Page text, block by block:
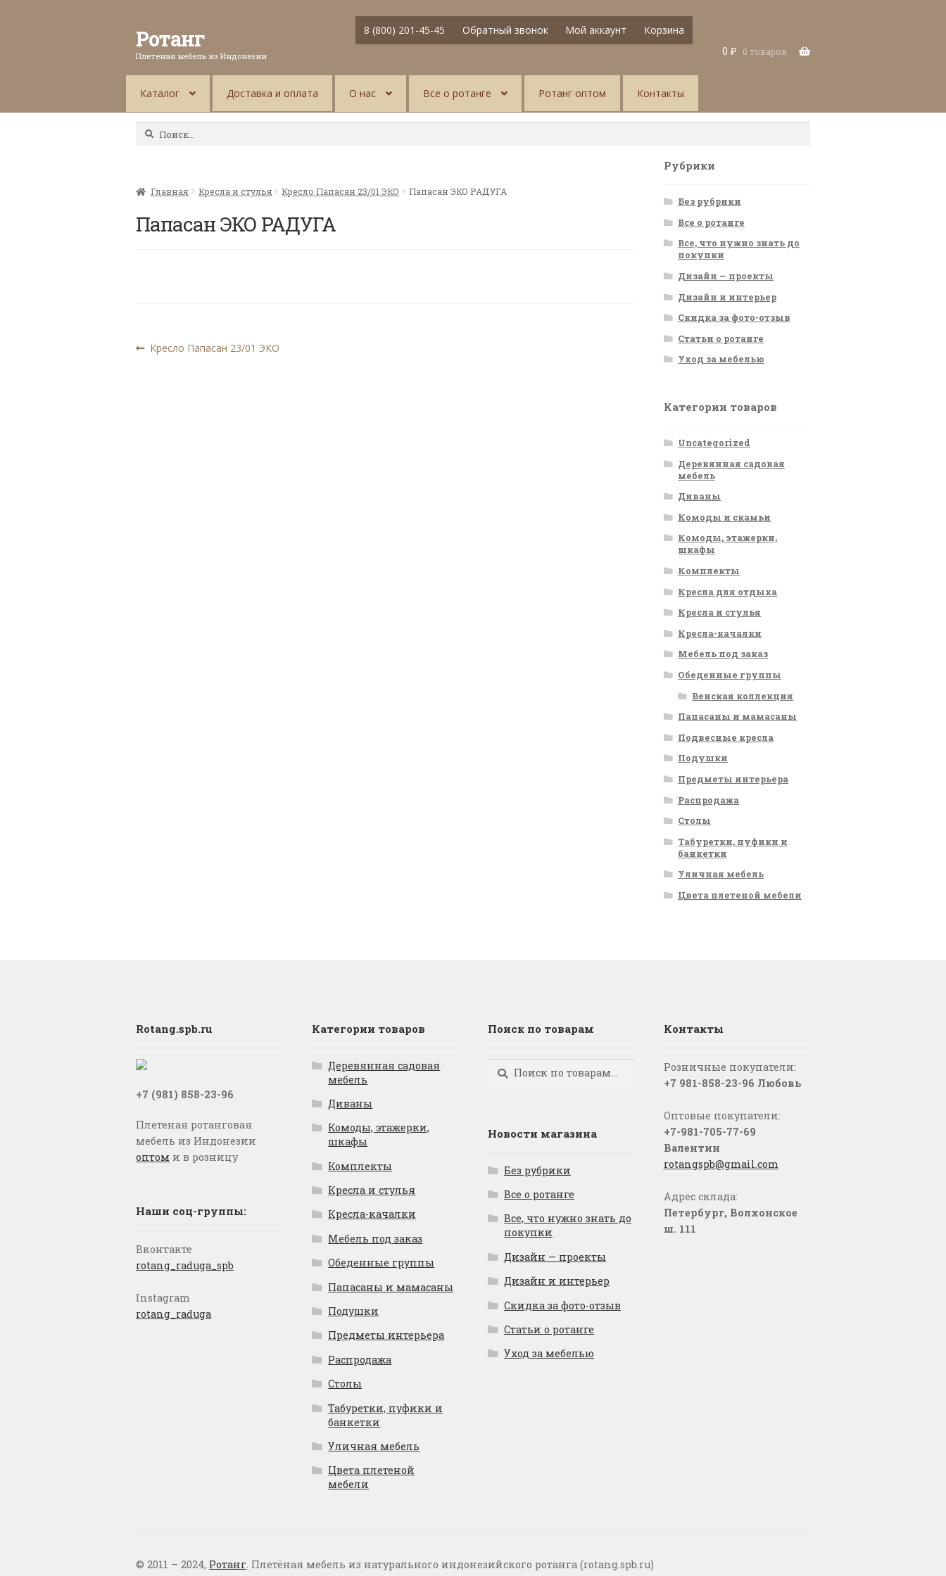
Ротанг
Плетеная мебель из Индонезии
8 (800) 201-45-45 Обратный звонок Мой аккаунт
Корзина
0 ₽ 0 товаров
Каталог Доставка и оплата О нас Все о ротанге Ротанг оптом Контакты
Найти:
Главная Кресла и стулья Кресло Папасан 23/01 ЭКО Папасан ЭКО РАДУГА
Папасан ЭКО РАДУГА
Навигация
Предыдущая
Кресло Папасан 23/01 ЭКО
Рубрики
Без рубрики
Все о ротанге
Все, что нужно знать до
покупки
Дизайн — проекты
Дизайн и интерьер
Скидка за фото-отзыв
Статьи о ротанге
Уход за мебелью
Категории товаров
Uncategorized
Деревянная садовая
мебель
Диваны
Комоды и скамьи
Комоды, этажерки,
шкафы
Комплекты
Кресла для отдыха
Кресла и стулья
Кресла-качалки
Мебель под заказ
Обеденные группы
Венская коллекция
Папасаны и мамасаны
Подвесные кресла
Подушки
Предметы интерьера
Распродажа
Столы
Табуретки, пуфики и
банкетки
Уличная мебель
Цвета плетеной мебели
Rotang.spb.ru
+7 (981) 858-23-96
Плетеная ротанговая
мебель из Индонезии
оптом и в розницу
Наши соц-группы:
Вконтакте
rotang_raduga_spb
Instagram
rotang_raduga
Категории товаров
Деревянная садовая
мебель
Диваны
Комоды, этажерки,
шкафы
Комплекты
Кресла и стулья
Кресла-качалки
Мебель под заказ
Обеденные группы
Папасаны и мамасаны
Подушки
Предметы интерьера
Распродажа
Столы
Табуретки, пуфики и
банкетки
Уличная мебель
Цвета плетеной
мебели
Поиск по товарам
Искать:
Поиск
Новости магазина
Без рубрики
Все о ротанге
Все, что нужно знать до
покупки
Дизайн — проекты
Дизайн и интерьер
Скидка за фото-отзыв
Статьи о ротанге
Уход за мебелью
Контакты
Розничные покупатели:
+7 981-858-23-96 Любовь
Оптовые покупатели:
+7-981-705-77-69
Валентин
rotangspb@gmail.com
Адрес склада:
Петербург, Волхонское
ш. 111
© 2011 – 2024, Ротанг. Плетёная мебель из натурального индонезийского ротанга (rotang.spb.ru)